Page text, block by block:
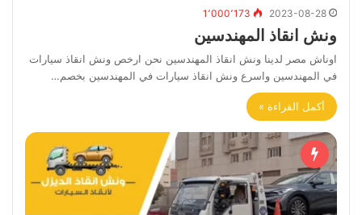
2023-08-28 1٬000٬173
ونش انقاذ المهندسين
اوناش مصر لدينا ونش انقاذ المهندسين نحن ارخص ونش انقاذ سيارات
في المهندسين واسرع ونش انقاذ سيارات في المهندسين بخصم…
أكمل القراءة »